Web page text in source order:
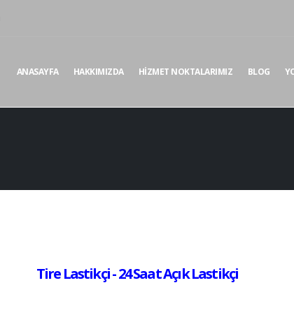
ANASAYFA HAKKIMIZDA HIZMET NOKTALARIMIZ BLOG
Tire Lastikçi - 24 Saat Açık Lastikçi